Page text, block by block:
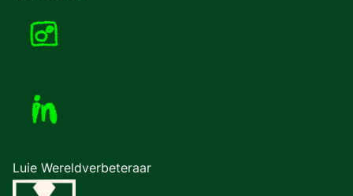
Luie Wereldverbeteraar